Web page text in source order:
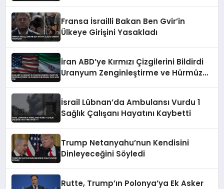
Fransa İsrailli Bakan Ben Gvir’in
Ülkeye Girişini Yasakladı
İran ABD’ye Kırmızı Çizgilerini Bildirdi
Uranyum Zenginleştirme ve Hürmüz
İsrail Lübnan’da Ambulansı Vurdu 1
Sağlık Çalışanı Hayatını Kaybetti
Trump Netanyahu’nun Kendisini
Dinleyeceğini Söyledi
Rutte, Trump’ın Polonya’ya Ek Asker